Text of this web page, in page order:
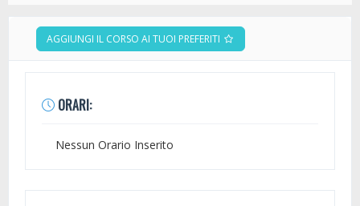
AGGIUNGI IL CORSO AI TUOI PREFERITI
ORARI:
Nessun Orario Inserito